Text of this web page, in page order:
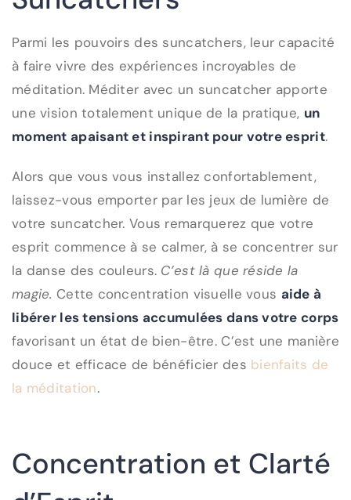
Parmi les pouvoirs des suncatchers, leur capacité
à faire vivre des expériences incroyables de
méditation. Méditer avec un suncatcher apporte
une vision totalement unique de la pratique, un
moment apaisant et inspirant pour votre esprit.
Alors que vous vous installez confortablement,
laissez-vous emporter par les jeux de lumière de
votre suncatcher. Vous remarquerez que votre
esprit commence à se calmer, à se concentrer sur
la danse des couleurs. C’est là que réside la
magie. Cette concentration visuelle vous aide à
libérer les tensions accumulées dans votre corps
favorisant un état de bien-être. C’est une manière
douce et efficace de bénéficier des bienfaits de
la méditation.
Concentration et Clarté